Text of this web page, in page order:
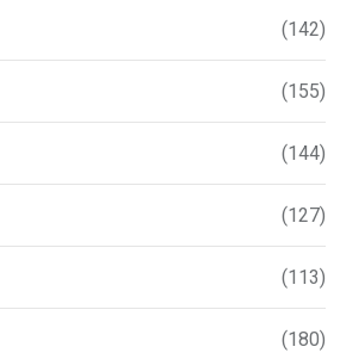
(142)
(155)
(144)
(127)
(113)
(180)